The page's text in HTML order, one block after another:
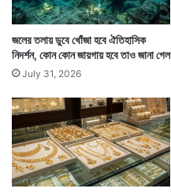
জলের তলায় ডুবে খোঁজা হবে ঐতিহাসিক
নিদর্শন, কোন কোন জায়গায় হবে তাও জানা গেল
July 31, 2026